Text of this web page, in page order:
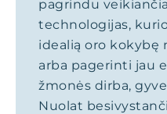
pagrindu
technologijas,
idealią oro kokybę
arba pagerinti jau
žmonės dirba,
Nuolat